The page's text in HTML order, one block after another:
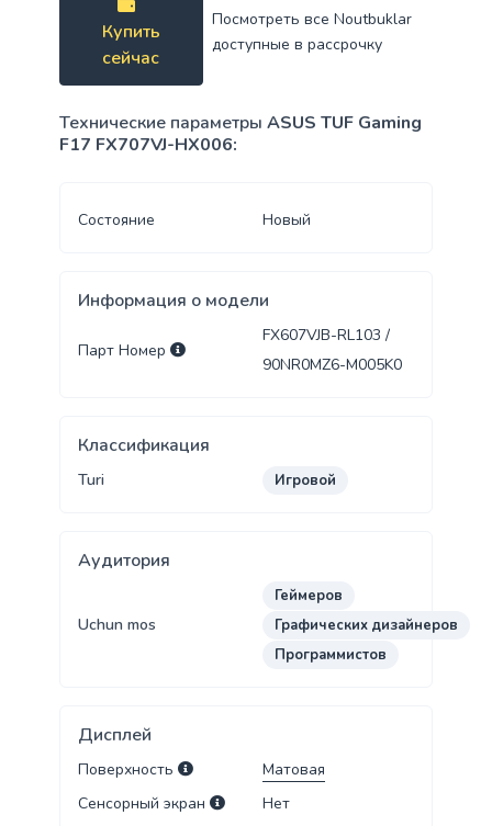
Купить
сейчас
Посмотреть все Noutbuklar
доступные в рассрочку
Технические параметры ASUS TUF Gaming
F17 FX707VJ-HX006:
Состояние Новый
Информация о модели
Парт Номер
FX607VJB-RL103 /
90NR0MZ6-M005K0
Классификация
Turi Игровой
Аудитория
Uchun mos
Геймеров
Графических дизайнеров
Программистов
Дисплей
Поверхность
Матовая
Сенсорный экран
Нет